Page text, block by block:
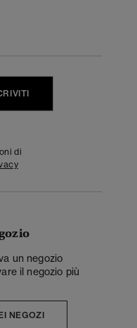
di
un negozio
il negozio più
NEGOZI